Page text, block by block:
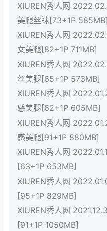
XIUREN秀人网
美腿丝袜[73+1P 585MB]
XIUREN秀人网
女美腿[82+1P 711MB]
XIUREN秀人网
丝美腿[65+1P 573MB]
XIUREN秀人网
感美腿[62+1P 605MB]
XIUREN秀人网
感美腿[91+1P 880MB]
XIUREN秀人网
[63+1P 653MB]
XIUREN秀人网
[95+1P 829MB]
XIUREN秀人网
[91+1P 1050MB]